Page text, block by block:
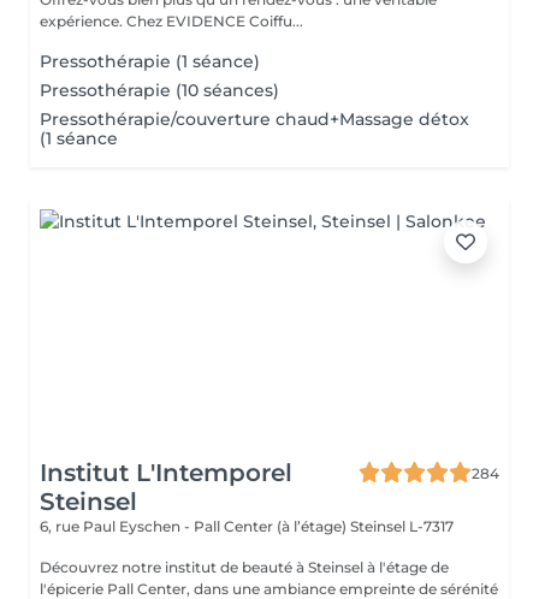
expérience. Chez EVIDENCE Coiffu...
Pressothérapie (1 séance)
Pressothérapie (10 séances)
Pressothérapie/couverture chaud+Massage détox
(1 séance
Institut L'Intemporel
Steinsel
284
6, rue Paul Eyschen - Pall Center (à l’étage) Steinsel L-7317
Découvrez notre institut de beauté à Steinsel à l'étage de
l'épicerie Pall Center, dans une ambiance empreinte de sérénité